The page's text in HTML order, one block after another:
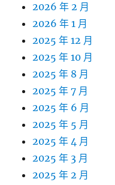
2026 年 2 月
2026 年 1 月
2025 年 12 月
2025 年 10 月
2025 年 8 月
2025 年 7 月
2025 年 6 月
2025 年 5 月
2025 年 4 月
2025 年 3 月
2025 年 2 月